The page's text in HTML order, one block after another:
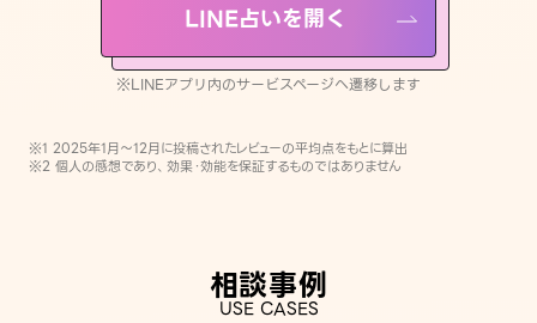
LINE占いを開く
※LINEアプリ内のサービスページへ遷移します
※1 2025年1月〜12月に投稿されたレビューの平均点をもとに算出
※2 個人の感想であり、効果・効能を保証するものではありません
相談事例
USE CASES